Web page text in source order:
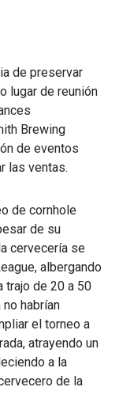
de preservar
lugar de reunión
Brewing
de eventos
las ventas.
de cornhole
de su
cervecería se
albergando
trajo de 20 a 50
habrían
el torneo a
atrayendo un
a la
de la